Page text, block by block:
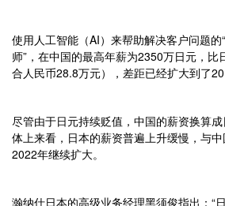
使用人工智能（AI）来帮助解决客户问题的
师”，在中国的最高年薪为2350万日元，比
合人民币28.8万元），差距已经扩大到了
尽管由于日元持续贬值，中国的薪资换算
体上来看，日本的薪资普遍上升缓慢，与
2022年继续扩大。
瀚纳仕日本的高级业务经理黑须俊指出：“